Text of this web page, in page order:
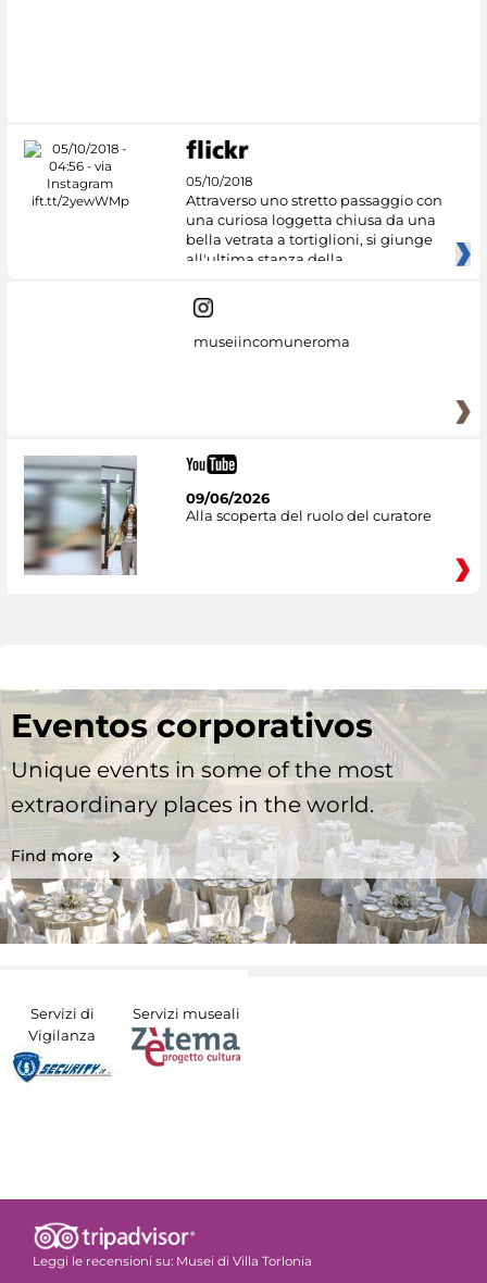
05/10/2018
Attraverso uno stretto passaggio con
una curiosa loggetta chiusa da una
bella vetrata a tortiglioni, si giunge
all'ultima stanza della
museiincomuneroma
09/06/2026
Alla scoperta del ruolo del curatore
Eventos corporativos
Unique events in some of the most
extraordinary places in the world.
Find more
Servizi di
Vigilanza
Servizi museali
Leggi le recensioni su: Musei di Villa Torlonia